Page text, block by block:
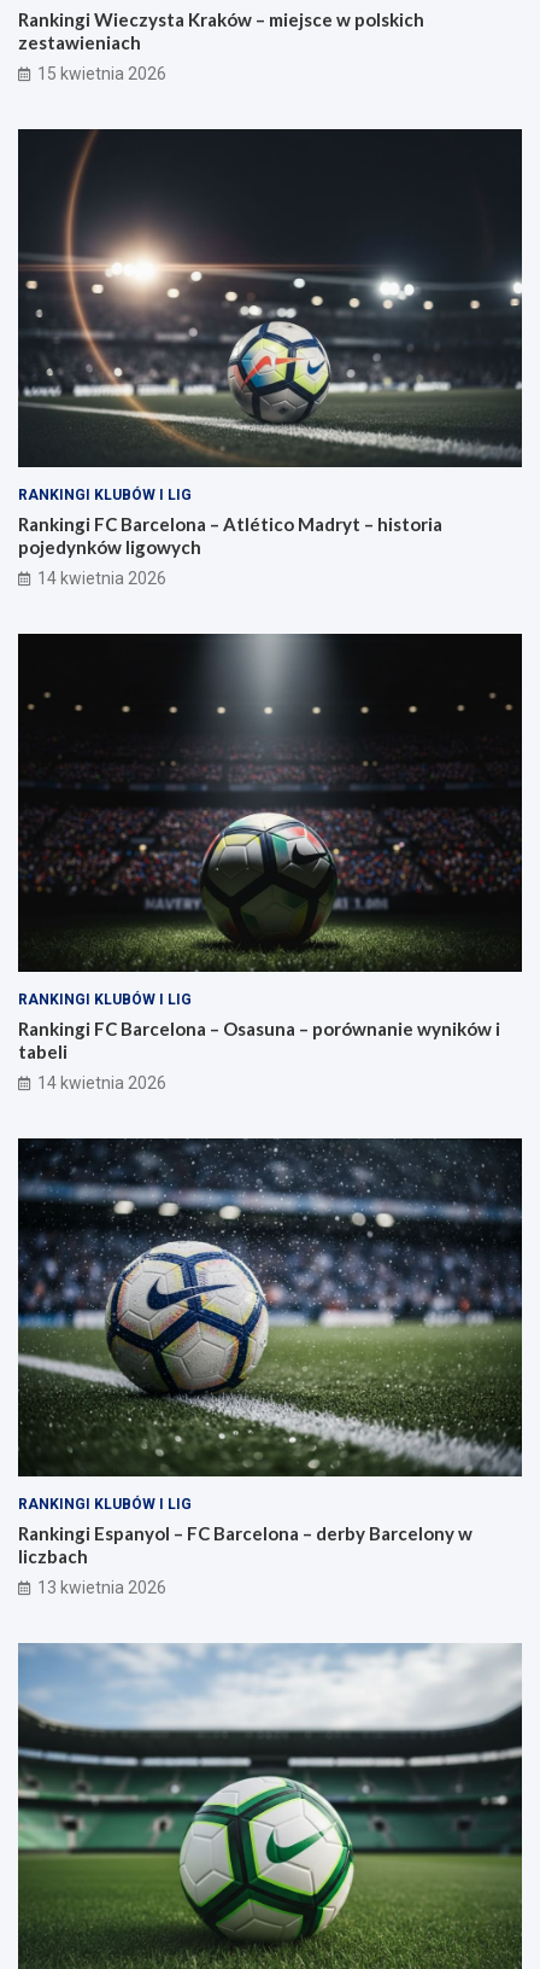
Rankingi Wieczysta Kraków – miejsce w polskich
zestawieniach
15 kwietnia 2026
RANKINGI KLUBÓW I LIG
Rankingi FC Barcelona – Atlético Madryt – historia
pojedynków ligowych
14 kwietnia 2026
RANKINGI KLUBÓW I LIG
Rankingi FC Barcelona – Osasuna – porównanie wyników i
tabeli
14 kwietnia 2026
RANKINGI KLUBÓW I LIG
Rankingi Espanyol – FC Barcelona – derby Barcelony w
liczbach
13 kwietnia 2026